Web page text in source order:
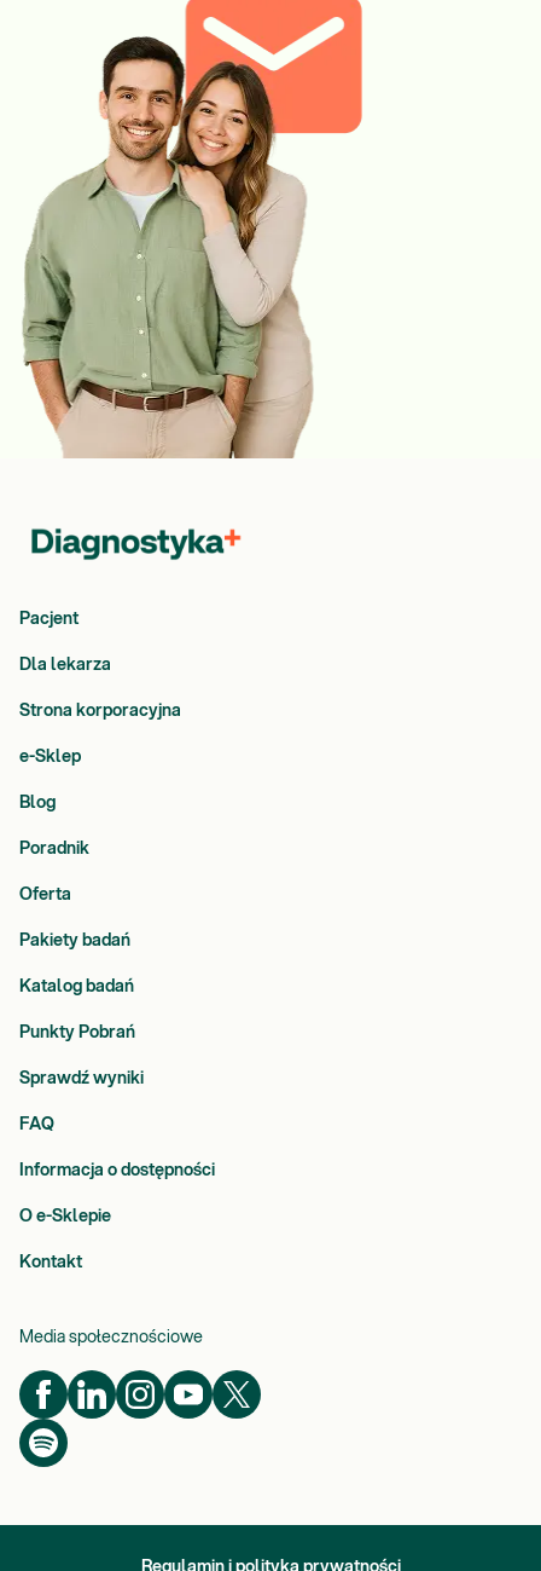
Pacjent
Dla lekarza
Strona korporacyjna
e-Sklep
Blog
Poradnik
Oferta
Pakiety badań
Katalog badań
Punkty Pobrań
Sprawdź wyniki
FAQ
Informacja o dostępności
O e-Sklepie
Kontakt
Media społecznościowe
Regulamin i polityka prywatności